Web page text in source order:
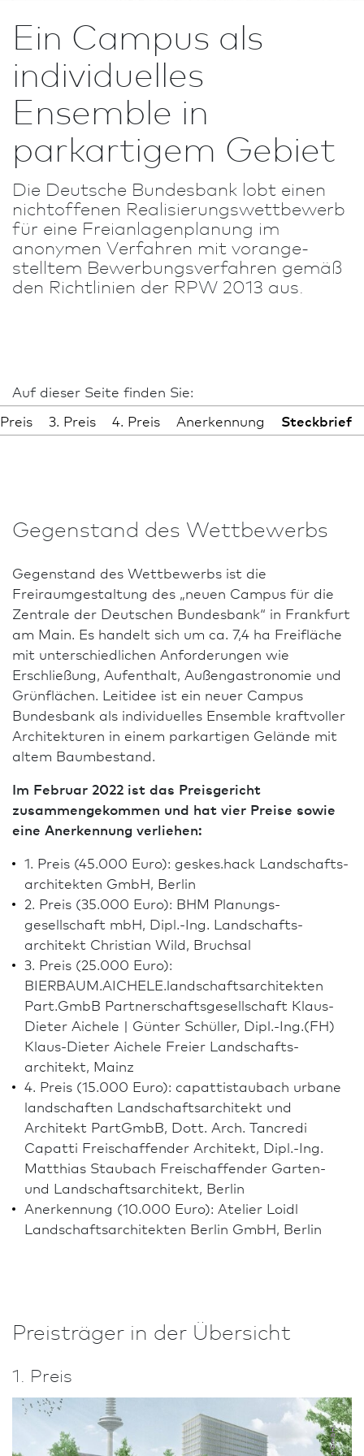
Ein Campus als
individuelles
Ensemble in
parkartigem Gebiet
Die Deutsche Bundes­bank lobt einen
nichtoffenen Realisierungs­wett­bewerb
für eine Freianlagenplanung im
anonymen Verfahren mit voran­ge­
stelltem Bewerbungsverfahren gemäß
den Richt­linien der RPW 2013 aus.
Auf dieser Seite finden Sie:
3. Preis 4. Preis Anerkennung Steckbrief
Gegenstand des Wettbewerbs
Gegenstand des Wettbewerbs ist die
Freiraumgestaltung des „neuen Campus für die
Zentrale der Deutschen Bundes­bank“ in Frank­furt
am Main. Es handelt sich um ca. 7,4 ha Freifläche
mit unter­schiedlichen Anforderungen wie
Erschließung, Aufenthalt, Außengastronomie und
Grünflächen. Leitidee ist ein neuer Campus
Bundes­bank als individuelles Ensemble kraftvoller
Archi­tekturen in einem parkartigen Gelände mit
altem Baumbestand.
Im Februar 2022 ist das Preisgericht
zusammengekommen und hat vier Preise sowie
eine Anerkennung verliehen:
1. Preis (45.000 Euro): geskes.hack Landschafts­
architekten GmbH, Berlin
2. Preis (35.000 Euro): BHM Planungs­
gesellschaft mbH, Dipl.-Ing. Landschafts­
architekt Christian Wild, Bruchsal
3. Preis (25.000 Euro):
BIERBAUM.AICHELE.landschafts­architekten
Part.GmbB Partner­schafts­gesellschaft Klaus-
Dieter Aichele | Günter Schüller, Dipl.-Ing.(FH)
Klaus-Dieter Aichele Freier Landschafts­
architekt, Mainz
4. Preis (15.000 Euro): capattistaubach urbane
landschaften Landschafts­architekt und
Architekt PartGmbB, Dott. Arch. Tancredi
Capatti Freischaf­fender Architekt, Dipl.-Ing.
Matthias Staubach Freischaf­fender Garten-
und Landschafts­architekt, Berlin
Anerkennung (10.000 Euro): Atelier Loidl
Landschafts­architekten Berlin GmbH, Berlin
Preisträger in der Übersicht
1. Preis